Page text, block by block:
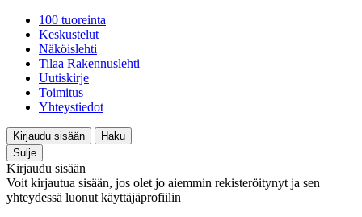
100 tuoreinta
Keskustelut
Näköislehti
Tilaa Rakennuslehti
Uutiskirje
Toimitus
Yhteystiedot
Kirjaudu sisään
Haku
Sulje
Kirjaudu sisään
Voit kirjautua sisään, jos olet jo aiemmin rekisteröitynyt ja sen
yhteydessä luonut käyttäjäprofiilin